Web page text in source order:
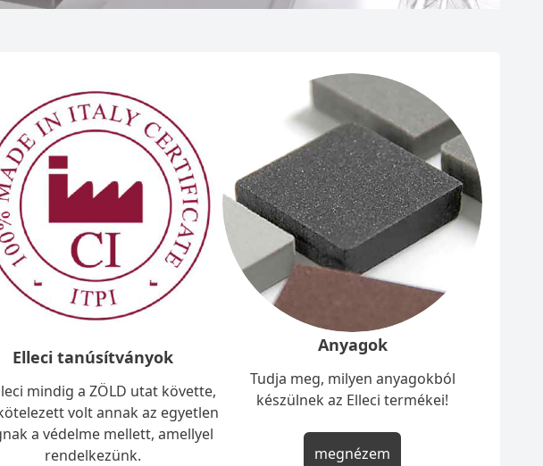
Elleci tanúsítványok
mindig a ZÖLD utat követte,
volt annak az egyetlen
a védelme mellett, amellyel
rendelkezünk.
Anyagok
Tudja meg, milyen anyagokból
készülnek az Elleci termékei!
megnézem